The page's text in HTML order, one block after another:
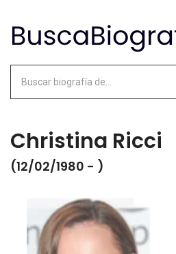
Christina Ricci
(12/02/1980 - )